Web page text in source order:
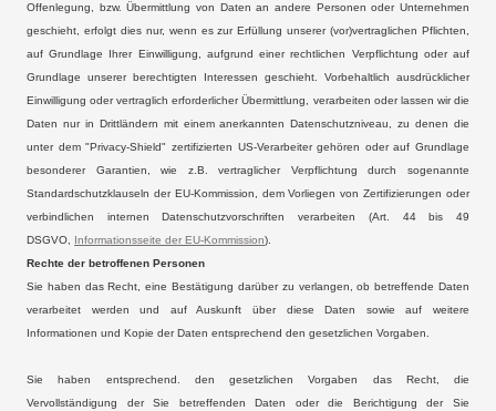
Offenlegung, bzw. Übermittlung von Daten an andere Personen oder Unternehmen
geschieht, erfolgt dies nur, wenn es zur Erfüllung unserer (vor)vertraglichen Pflichten,
auf Grundlage Ihrer Einwilligung, aufgrund einer rechtlichen Verpflichtung oder auf
Grundlage unserer berechtigten Interessen geschieht. Vorbehaltlich ausdrücklicher
Einwilligung oder vertraglich erforderlicher Übermittlung, verarbeiten oder lassen wir die
Daten nur in Drittländern mit einem anerkannten Datenschutzniveau, zu denen die
unter dem "Privacy-Shield" zertifizierten US-Verarbeiter gehören oder auf Grundlage
besonderer Garantien, wie z.B. vertraglicher Verpflichtung durch sogenannte
Standardschutzklauseln der EU-Kommission, dem Vorliegen von Zertifizierungen oder
verbindlichen internen Datenschutzvorschriften verarbeiten (Art. 44 bis 49
DSGVO, Informationsseite der EU-Kommission).
Rechte der betroffenen Personen
Sie haben das Recht, eine Bestätigung darüber zu verlangen, ob betreffende Daten
verarbeitet werden und auf Auskunft über diese Daten sowie auf weitere
Informationen und Kopie der Daten entsprechend den gesetzlichen Vorgaben.
Sie haben entsprechend. den gesetzlichen Vorgaben das Recht, die
Vervollständigung der Sie betreffenden Daten oder die Berichtigung der Sie